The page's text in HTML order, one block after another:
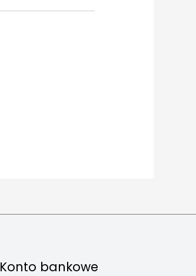
Konto bankowe